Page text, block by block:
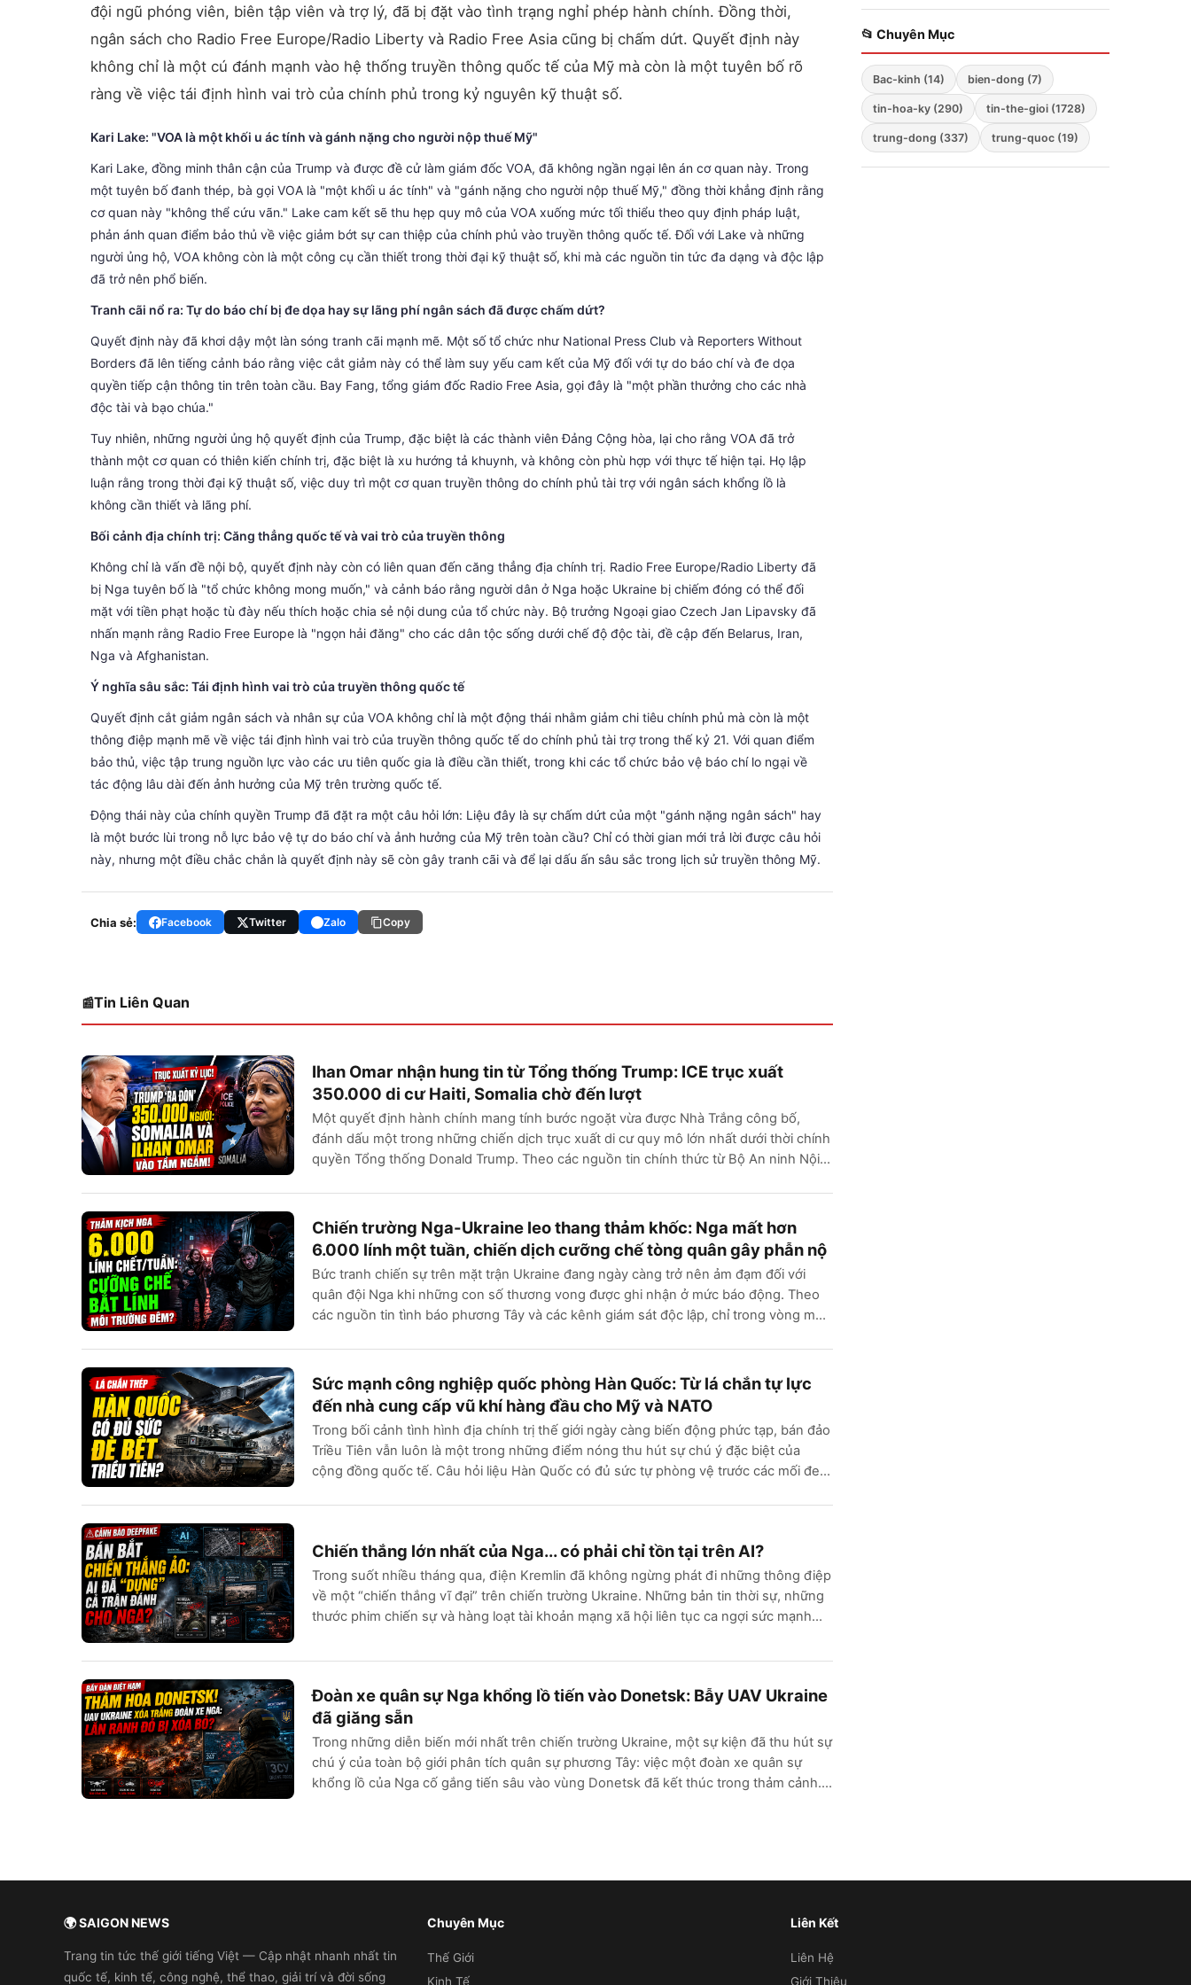
đội ngũ phóng viên, biên tập viên và trợ lý, đã bị đặt vào tình trạng nghỉ phép hành chính. Đồng thời,
ngân sách cho Radio Free Europe/Radio Liberty và Radio Free Asia cũng bị chấm dứt. Quyết định này
không chỉ là một cú đánh mạnh vào hệ thống truyền thông quốc tế của Mỹ mà còn là một tuyên bố rõ
ràng về việc tái định hình vai trò của chính phủ trong kỷ nguyên kỹ thuật số.
Kari Lake: "VOA là một khối u ác tính và gánh nặng cho người nộp thuế Mỹ"
Kari Lake, đồng minh thân cận của Trump và được đề cử làm giám đốc VOA, đã không ngần ngại lên án cơ quan này. Trong
một tuyên bố đanh thép, bà gọi VOA là "một khối u ác tính" và "gánh nặng cho người nộp thuế Mỹ," đồng thời khẳng định rằng
cơ quan này "không thể cứu vãn." Lake cam kết sẽ thu hẹp quy mô của VOA xuống mức tối thiểu theo quy định pháp luật,
phản ánh quan điểm bảo thủ về việc giảm bớt sự can thiệp của chính phủ vào truyền thông quốc tế. Đối với Lake và những
người ủng hộ, VOA không còn là một công cụ cần thiết trong thời đại kỹ thuật số, khi mà các nguồn tin tức đa dạng và độc lập
đã trở nên phổ biến.
Tranh cãi nổ ra: Tự do báo chí bị đe dọa hay sự lãng phí ngân sách đã được chấm dứt?
Quyết định này đã khơi dậy một làn sóng tranh cãi mạnh mẽ. Một số tổ chức như National Press Club và Reporters Without
Borders đã lên tiếng cảnh báo rằng việc cắt giảm này có thể làm suy yếu cam kết của Mỹ đối với tự do báo chí và đe dọa
quyền tiếp cận thông tin trên toàn cầu. Bay Fang, tổng giám đốc Radio Free Asia, gọi đây là "một phần thưởng cho các nhà
độc tài và bạo chúa."
Tuy nhiên, những người ủng hộ quyết định của Trump, đặc biệt là các thành viên Đảng Cộng hòa, lại cho rằng VOA đã trở
thành một cơ quan có thiên kiến chính trị, đặc biệt là xu hướng tả khuynh, và không còn phù hợp với thực tế hiện tại. Họ lập
luận rằng trong thời đại kỹ thuật số, việc duy trì một cơ quan truyền thông do chính phủ tài trợ với ngân sách khổng lồ là
không cần thiết và lãng phí.
Bối cảnh địa chính trị: Căng thẳng quốc tế và vai trò của truyền thông
Không chỉ là vấn đề nội bộ, quyết định này còn có liên quan đến căng thẳng địa chính trị. Radio Free Europe/Radio Liberty đã
bị Nga tuyên bố là "tổ chức không mong muốn," và cảnh báo rằng người dân ở Nga hoặc Ukraine bị chiếm đóng có thể đối
mặt với tiền phạt hoặc tù đày nếu thích hoặc chia sẻ nội dung của tổ chức này. Bộ trưởng Ngoại giao Czech Jan Lipavsky đã
nhấn mạnh rằng Radio Free Europe là "ngọn hải đăng" cho các dân tộc sống dưới chế độ độc tài, đề cập đến Belarus, Iran,
Nga và Afghanistan.
Ý nghĩa sâu sắc: Tái định hình vai trò của truyền thông quốc tế
Quyết định cắt giảm ngân sách và nhân sự của VOA không chỉ là một động thái nhằm giảm chi tiêu chính phủ mà còn là một
thông điệp mạnh mẽ về việc tái định hình vai trò của truyền thông quốc tế do chính phủ tài trợ trong thế kỷ 21. Với quan điểm
bảo thủ, việc tập trung nguồn lực vào các ưu tiên quốc gia là điều cần thiết, trong khi các tổ chức bảo vệ báo chí lo ngại về
tác động lâu dài đến ảnh hưởng của Mỹ trên trường quốc tế.
Động thái này của chính quyền Trump đã đặt ra một câu hỏi lớn: Liệu đây là sự chấm dứt của một "gánh nặng ngân sách" hay
là một bước lùi trong nỗ lực bảo vệ tự do báo chí và ảnh hưởng của Mỹ trên toàn cầu? Chỉ có thời gian mới trả lời được câu hỏi
này, nhưng một điều chắc chắn là quyết định này sẽ còn gây tranh cãi và để lại dấu ấn sâu sắc trong lịch sử truyền thông Mỹ.
Chia sẻ: Facebook Twitter Zalo Copy
Tin Liên Quan
Ihan Omar nhận hung tin từ Tổng thống Trump: ICE trục xuất
350.000 di cư Haiti, Somalia chờ đến lượt
Một quyết định hành chính mang tính bước ngoặt vừa được Nhà Trắng công bố,
đánh dấu một trong những chiến dịch trục xuất di cư quy mô lớn nhất dưới thời chính
quyền Tổng thống Donald Trump. Theo các nguồn tin chính thức từ Bộ An ninh Nội
Chiến trường Nga-Ukraine leo thang thảm khốc: Nga mất hơn
6.000 lính một tuần, chiến dịch cưỡng chế tòng quân gây phẫn nộ
Bức tranh chiến sự trên mặt trận Ukraine đang ngày càng trở nên ảm đạm đối với
quân đội Nga khi những con số thương vong được ghi nhận ở mức báo động. Theo
các nguồn tin tình báo phương Tây và các kênh giám sát độc lập, chỉ trong vòng một
Sức mạnh công nghiệp quốc phòng Hàn Quốc: Từ lá chắn tự lực
đến nhà cung cấp vũ khí hàng đầu cho Mỹ và NATO
Trong bối cảnh tình hình địa chính trị thế giới ngày càng biến động phức tạp, bán đảo
Triều Tiên vẫn luôn là một trong những điểm nóng thu hút sự chú ý đặc biệt của
cộng đồng quốc tế. Câu hỏi liệu Hàn Quốc có đủ sức tự phòng vệ trước các mối đe
Chiến thắng lớn nhất của Nga... có phải chỉ tồn tại trên AI?
Trong suốt nhiều tháng qua, điện Kremlin đã không ngừng phát đi những thông điệp
về một “chiến thắng vĩ đại” trên chiến trường Ukraine. Những bản tin thời sự, những
thước phim chiến sự và hàng loạt tài khoản mạng xã hội liên tục ca ngợi sức mạnh
Đoàn xe quân sự Nga khổng lồ tiến vào Donetsk: Bẫy UAV Ukraine
đã giăng sẵn
Trong những diễn biến mới nhất trên chiến trường Ukraine, một sự kiện đã thu hút sự
chú ý của toàn bộ giới phân tích quân sự phương Tây: việc một đoàn xe quân sự
khổng lồ của Nga cố gắng tiến sâu vào vùng Donetsk đã kết thúc trong thảm cảnh.
Zelensky bất ngờ cảnh
hạm Mỹ tiến vào Biển
Đông; Washington
triển khai chiến lược
ba mũi nhọn
📂 Chuyên Mục
Bac-kinh (14) bien-dong (7)
tin-hoa-ky (290) tin-the-gioi (1728)
trung-dong (337) trung-quoc (19)
🌍 SAIGON NEWS
Trang tin tức thế giới tiếng Việt — Cập nhật nhanh nhất tin
quốc tế, kinh tế, công nghệ, thể thao, giải trí và đời sống
Chuyên Mục
Thế Giới
Kinh Tế
Liên Kết
Liên Hệ
Giới Thiệu